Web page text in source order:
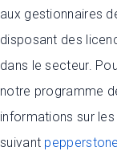
aux gestionnaires
disposant des
dans le secteur.
notre programme
informations sur
suivant